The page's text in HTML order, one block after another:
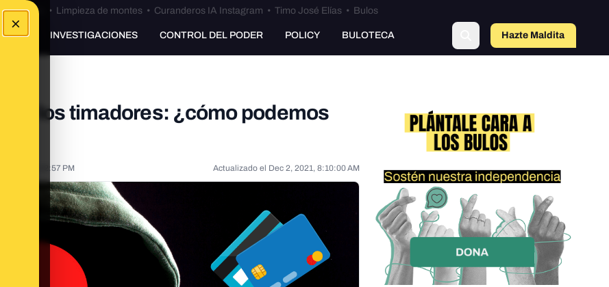
×
Ceuta • Limpieza de montes• Curanderos IA Instagram • Timo José Elías• Bulos
INVESTIGACIONES CONTROL DEL PODER POLICY BULOTECA Hazte Maldito
por los timadores: ¿cómo podemos
2021, 5:32:57 PM Actualizado el Dec 2, 2021, 8:10:00 AM